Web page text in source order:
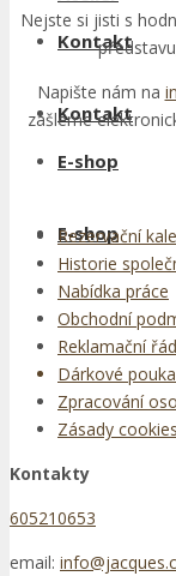
Kontakt
E-shop
Kontakt
E-shop
Nejste si jisti s
Napište nám na
zašleme
Rezervační
Historie
Nabídka práce
Obchodní
Reklamační řád
Dárkové
Zpracování
Zásady
Kontakty
605210653
email: